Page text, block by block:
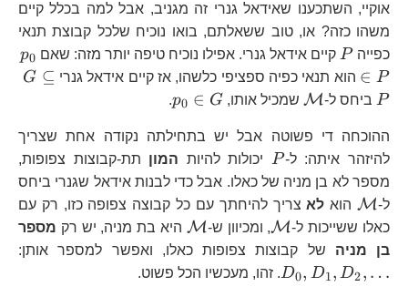
אוקיי, השתכענו שאידאל גנרי זה מגניב, אבל למה בכלל קיים
משהו כזה? או, טוב ששאלתם, בואו נוכיח שלכל קבוצת תנאי
כפייה
P Pקיים אידאל גנרי. אפילו נוכיח טיפה יותר מזה: שאם
P
p0
∈ P הוא תנאי כפיה ספציפי כלשהו, אז קיים אידאל גנרי
P
G ⊆
Pביחס ל- \mathcal{M} Mשמכיל אותו,
p_{0}\in
p0 ∈ G
.
ההוכחה די פשוטה אבל יש בתחילתה נקודה אחת שצריך
להיזהר איתה: ל-
P Pיכולות להיות המון תת-קבוצות צפופות,
מספר לא בן מניה של כאלו. אבל כדי לבנות אידאל שגנרי ביחס
ל-
\mathcal{M} Mהוא לאצריך להיחתך עם כל קבוצה צפופה כזו, רק עם
כאלו ששייכות ל-
\mathcal{M} M, ומכיוון ש-
\mathcal{M}
M היא בת מניה, יש רק מספר
בן מניה של קבוצות צפופות כאלו, ואפשר למספר אותן:
D0, D1, D2, … . זהו, מעכשיו הכל פשוט.